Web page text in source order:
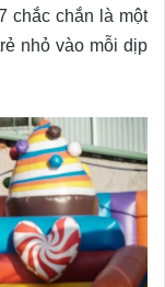
chắc chắn là một
nhỏ vào mỗi dịp